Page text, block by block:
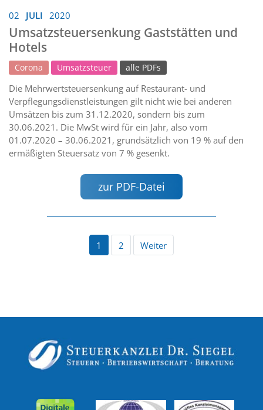
02 JULI 2020
Umsatzsteuersenkung Gaststätten und
Hotels
Corona Umsatzsteuer alle PDFs
Die Mehrwertsteuersenkung auf Restaurant- und
Verpflegungsdienstleistungen gilt nicht wie bei anderen
Umsätzen bis zum 31.12.2020, sondern bis zum
30.06.2021. Die MwSt wird für ein Jahr, also vom
01.07.2020 – 30.06.2021, grundsätzlich von 19 % auf den
ermäßigten Steuersatz von 7 % gesenkt.
zur PDF-Datei
1 2 Weiter